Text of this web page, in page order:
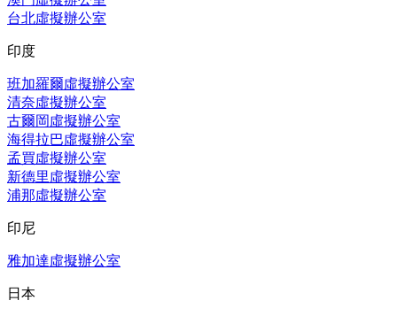
台北虛擬辦公室
印度
班加羅爾虛擬辦公室
清奈虛擬辦公室
古爾岡虛擬辦公室
海得拉巴虛擬辦公室
孟買虛擬辦公室
新德里虛擬辦公室
浦那虛擬辦公室
印尼
雅加達虛擬辦公室
日本